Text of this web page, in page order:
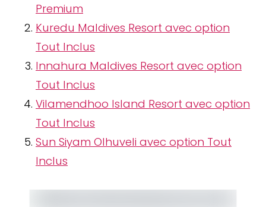
Premium
Kuredu Maldives Resort avec option
Tout Inclus
Innahura Maldives Resort avec option
Tout Inclus
Vilamendhoo Island Resort avec option
Tout Inclus
Sun Siyam Olhuveli avec option Tout
Inclus